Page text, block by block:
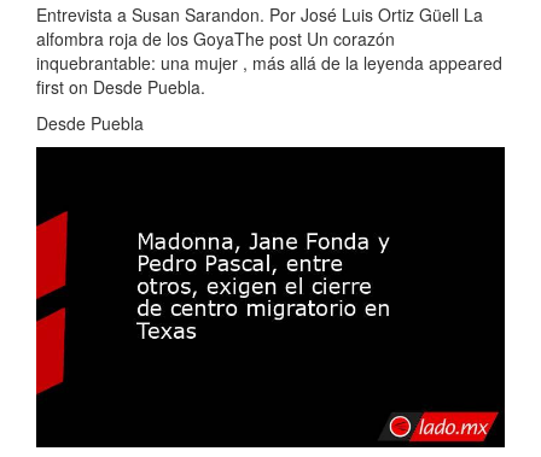
Entrevista a Susan Sarandon. Por José Luis Ortiz Güell La
alfombra roja de los GoyaThe post Un corazón
inquebrantable: una mujer , más allá de la leyenda appeared
first on Desde Puebla.
Desde Puebla